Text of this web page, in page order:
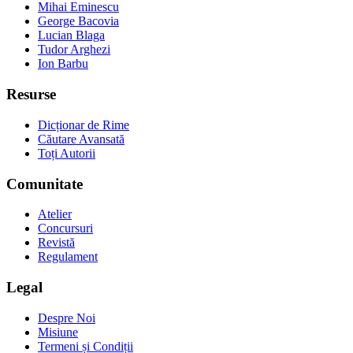
Mihai Eminescu
George Bacovia
Lucian Blaga
Tudor Arghezi
Ion Barbu
Resurse
Dicționar de Rime
Căutare Avansată
Toți Autorii
Comunitate
Atelier
Concursuri
Revistă
Regulament
Legal
Despre Noi
Misiune
Termeni și Condiții